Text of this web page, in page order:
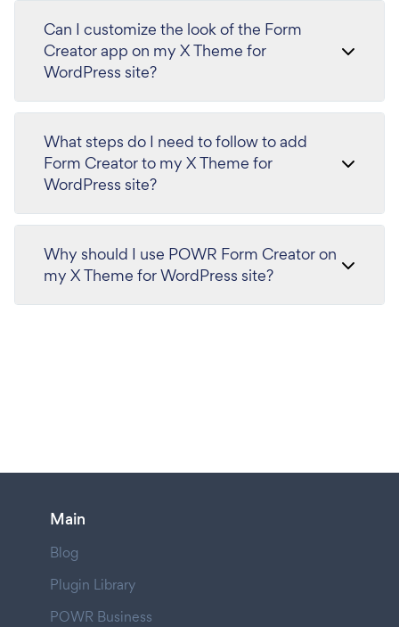
Can I customize the look of the Form
Creator app on my X Theme for
WordPress site?
What steps do I need to follow to add
Form Creator to my X Theme for
WordPress site?
Why should I use POWR Form Creator on
my X Theme for WordPress site?
Main
Blog
Plugin Library
POWR Business